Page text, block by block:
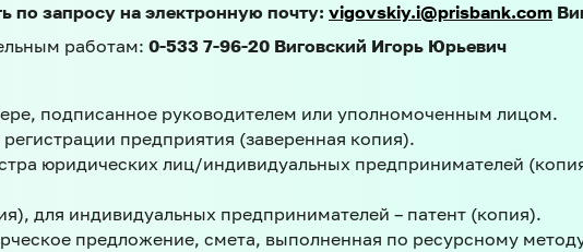
по запросу на электронную почту: vigovskiy.i@prisbank.com
работам: 0-533 7-96-20 Виговский Игорь Юрьевич
подписанное руководителем или уполномоченным лицом.
предприятия (заверенная копия).
юридических лиц/индивидуальных предпринимателей
для индивидуальных предпринимателей – патент (копия).
предложение, смета, выполненная по ресурсному